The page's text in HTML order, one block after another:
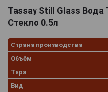
Tassay Still Glass Вода
Стекло 0.5л
Страна производства
Объём
Тара
Вид